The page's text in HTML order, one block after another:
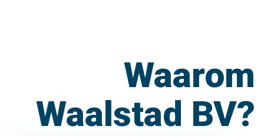
Waarom
Waalstad BV?